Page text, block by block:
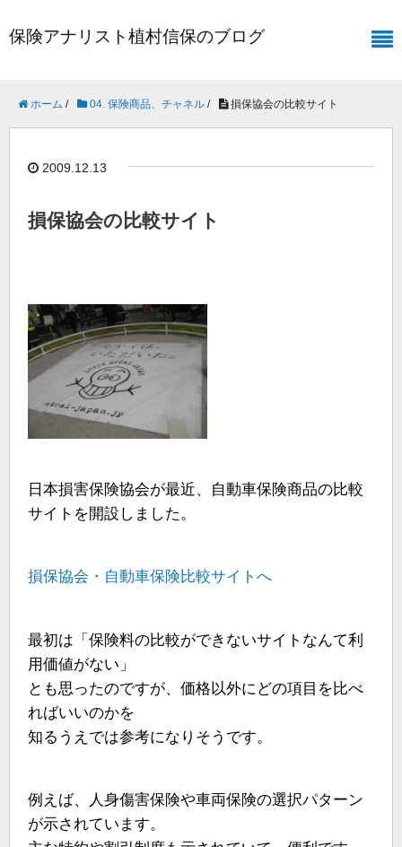
保険アナリスト植村信保のブログ
ホーム / 04. 保険商品、チャネル / 損保協会の比較サイト
2009.12.13
損保協会の比較サイト
日本損害保険協会が最近、自動車保険商品の比較
サイトを開設しました。
損保協会・自動車保険比較サイトへ
最初は「保険料の比較ができないサイトなんて利
用価値がない」
とも思ったのですが、価格以外にどの項目を比べ
ればいいのかを
知るうえでは参考になりそうです。
例えば、人身傷害保険や車両保険の選択パターン
が示されています。